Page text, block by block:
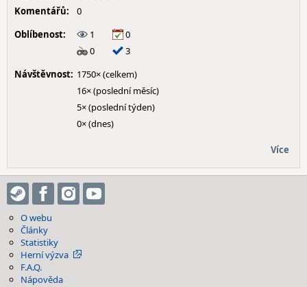
Komentářů:
0
Oblíbenost:
1
0
0
3
Návštěvnost: 1750× (celkem)
16× (poslední měsíc)
5× (poslední týden)
0× (dnes)
Více
O webu
Články
Statistiky
Herní výzva
F.A.Q.
Nápověda